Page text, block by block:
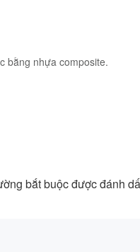
bằng nhựa composite.
bắt buộc được đánh